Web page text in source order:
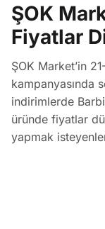
ŞOK
Fiyatlar
ŞOK Market’in
kampanyasında
indirimlerde
üründe fiyatlar
yapmak